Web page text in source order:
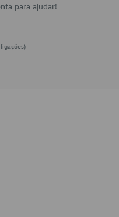
para ajudar!